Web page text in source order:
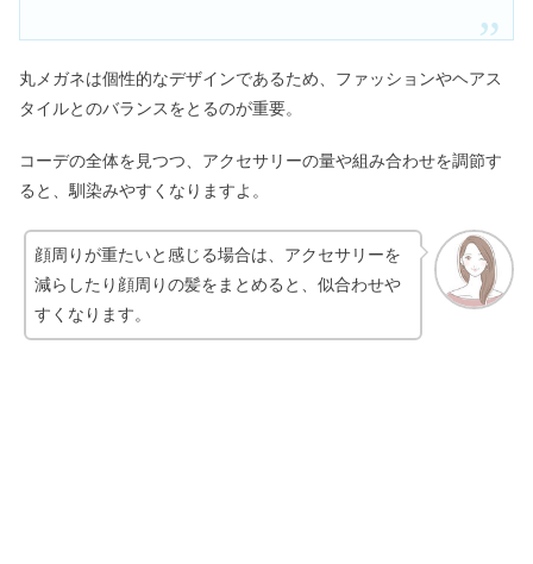
丸メガネは個性的なデザインであるため、ファッションやヘアス
タイルとのバランスをとるのが重要。
コーデの全体を見つつ、アクセサリーの量や組み合わせを調節す
ると、馴染みやすくなりますよ。
顔周りが重たいと感じる場合は、アクセサリーを
減らしたり顔周りの髪をまとめると、似合わせや
すくなります。